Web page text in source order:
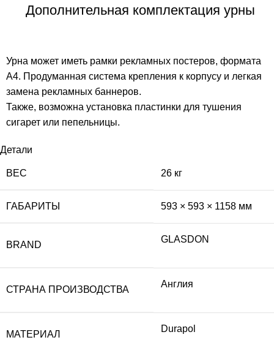
Дополнительная комплектация урны
Урна может иметь рамки рекламных постеров, формата
А4. Продуманная система крепления к корпусу и легкая
замена рекламных баннеров.
Также, возможна установка пластинки для тушения
сигарет или пепельницы.
Детали
ВЕС 26 кг
ГАБАРИТЫ 593 × 593 × 1158 мм
BRAND
GLASDON
СТРАНА ПРОИЗВОДСТВА
Англия
МАТЕРИАЛ
Durapol